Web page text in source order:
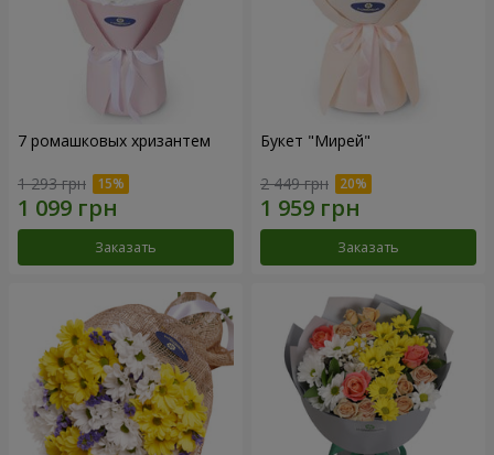
7 ромашковых хризантем
1 293 грн
Заказать
Букет "Мирей"
2 449 грн
Заказать